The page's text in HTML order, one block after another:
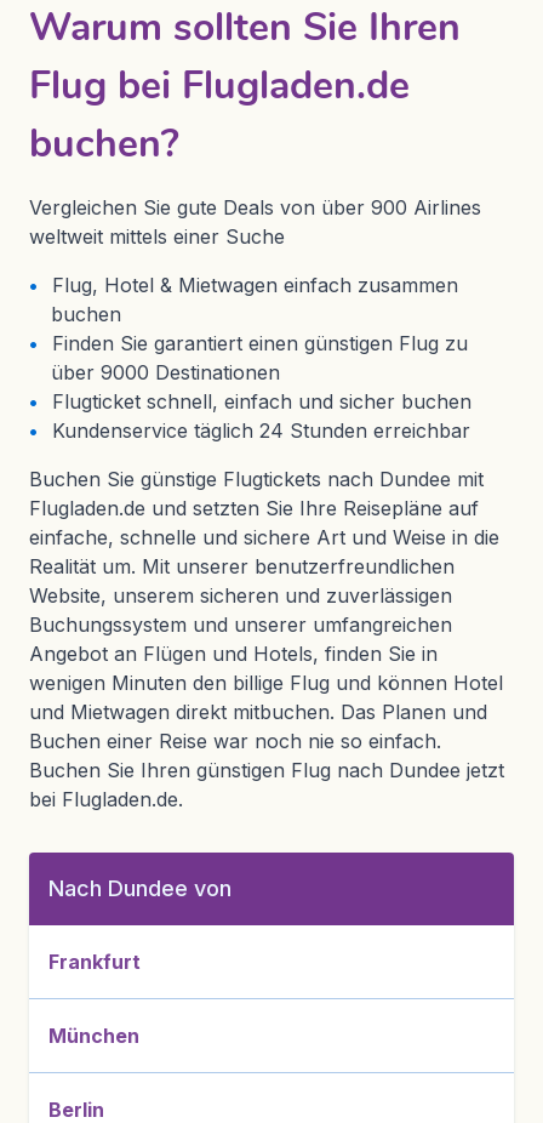
Warum sollten Sie Ihren
Flug bei Flugladen.de
buchen?
Vergleichen Sie gute Deals von über 900 Airlines
weltweit mittels einer Suche
Flug, Hotel & Mietwagen einfach zusammen
buchen
Finden Sie garantiert einen günstigen Flug zu
über 9000 Destinationen
Flugticket schnell, einfach und sicher buchen
Kundenservice täglich 24 Stunden erreichbar
Buchen Sie günstige Flugtickets nach Dundee mit
Flugladen.de und setzten Sie Ihre Reisepläne auf
einfache, schnelle und sichere Art und Weise in die
Realität um. Mit unserer benutzerfreundlichen
Website, unserem sicheren und zuverlässigen
Buchungssystem und unserer umfangreichen
Angebot an Flügen und Hotels, finden Sie in
wenigen Minuten den billige Flug und können Hotel
und Mietwagen direkt mitbuchen. Das Planen und
Buchen einer Reise war noch nie so einfach.
Buchen Sie Ihren günstigen Flug nach Dundee jetzt
bei Flugladen.de.
Nach Dundee von
Frankfurt
München
Berlin